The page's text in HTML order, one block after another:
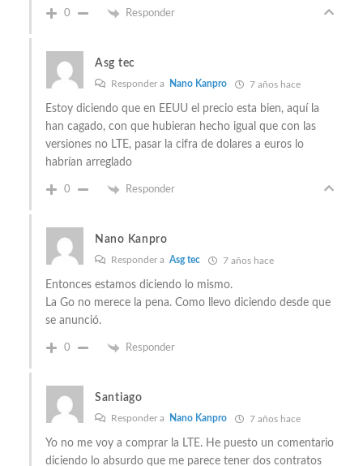
0 Responder
Asg tec
Responder a Nano Kanpro 7 años hace
Estoy diciendo que en EEUU el precio esta bien, aquí la
han cagado, con que hubieran hecho igual que con las
versiones no LTE, pasar la cifra de dolares a euros lo
habrían arreglado
0 Responder
Nano Kanpro
Responder a Asg tec 7 años hace
Entonces estamos diciendo lo mismo.
La Go no merece la pena. Como llevo diciendo desde que
se anunció.
0 Responder
Santiago
Responder a Nano Kanpro 7 años hace
Yo no me voy a comprar la LTE. He puesto un comentario
diciendo lo absurdo que me parece tener dos contratos